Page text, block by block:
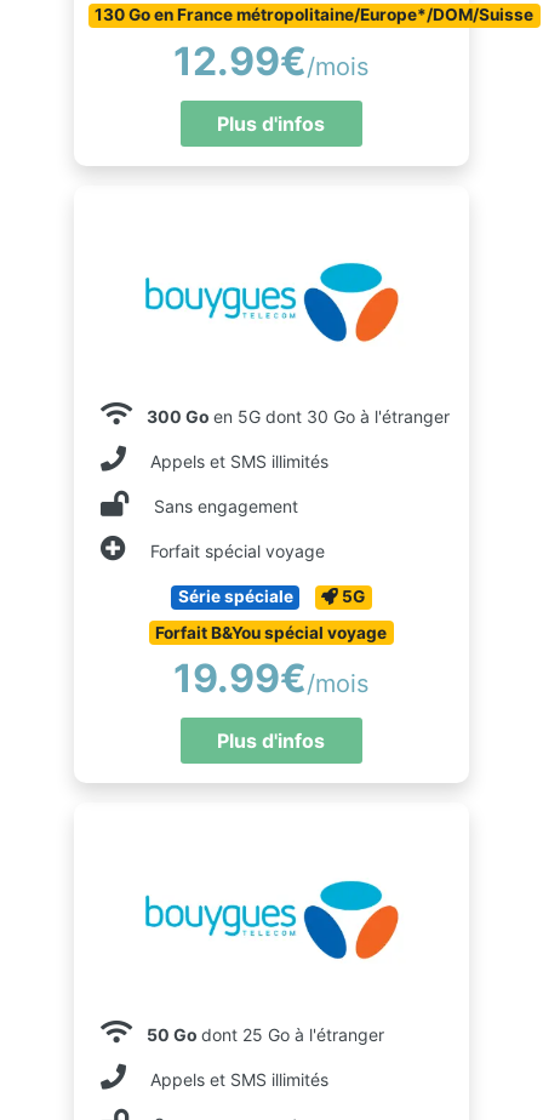
130 Go en France métropolitaine/Europe*/DOM/Suisse
12.99€/mois
Plus d'infos
300 Go en 5G dont 30 Go à l'étranger
Appels et SMS illimités
Sans engagement
Forfait spécial voyage
Série spéciale
5G
Forfait B&You spécial voyage
19.99€/mois
Plus d'infos
50 Go dont 25 Go à l'étranger
Appels et SMS illimités